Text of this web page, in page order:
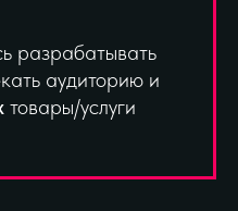
разрабатывать
аудиторию и
товары/услуги